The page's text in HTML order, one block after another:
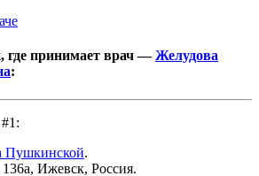
где принимает врач —Желудова
:
Пушкинской.
, Ижевск, Россия.